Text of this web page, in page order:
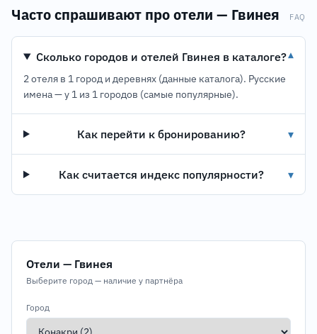
Часто спрашивают про отели — Гвинея FAQ
Сколько городов и отелей Гвинея в каталоге?▾
2 отеля в 1 город и деревнях (данные каталога). Русские
имена — у 1 из 1 городов (самые популярные).
Как перейти к бронированию? ▾
Как считается индекс популярности? ▾
Отели — Гвинея
Выберите город — наличие у партнёра
Город